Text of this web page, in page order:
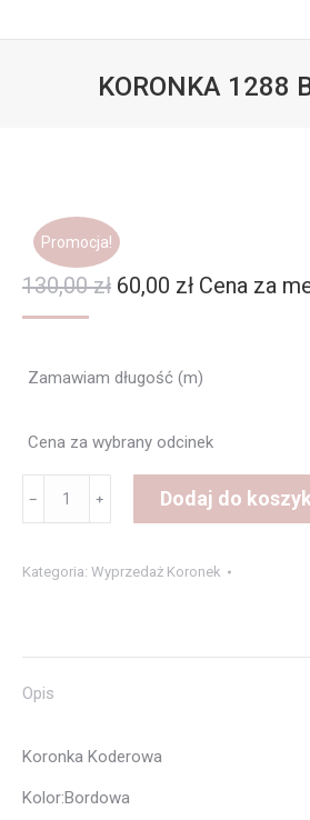
KORONKA 1288
Promocja!
130,00zł Pierwotna
130,00 zł.
60,00 złAktualna
60,00 zł.
Cena za
Zamawiam długość (m)
Cena za wybrany odcinek
Koronka
Borodo
﹣ ﹢ Dodaj do
Kategoria: Wyprzedaż Koronek
Opis
Koronka Koderowa
Kolor:Bordowa